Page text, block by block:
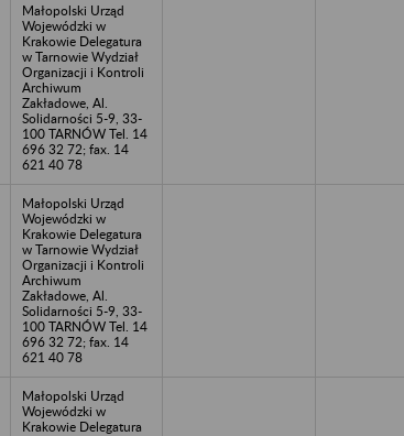
Małopolski Urząd
Wojewódzki w
Krakowie Delegatura
w Tarnowie Wydział
Organizacji i Kontroli
Archiwum
Zakładowe, Al.
Solidarności 5-9, 33-
100 TARNÓW Tel. 14
696 32 72; fax. 14
621 40 78
Małopolski Urząd
Wojewódzki w
Krakowie Delegatura
w Tarnowie Wydział
Organizacji i Kontroli
Archiwum
Zakładowe, Al.
Solidarności 5-9, 33-
100 TARNÓW Tel. 14
696 32 72; fax. 14
621 40 78
Małopolski Urząd
Wojewódzki w
Krakowie Delegatura